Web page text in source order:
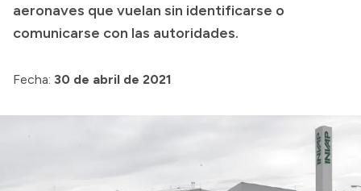
aeronaves que vuelan sin identificarse o
comunicarse con las autoridades.
Fecha: 30 de abril de 2021